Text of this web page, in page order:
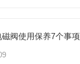
阀使用保养7个事项